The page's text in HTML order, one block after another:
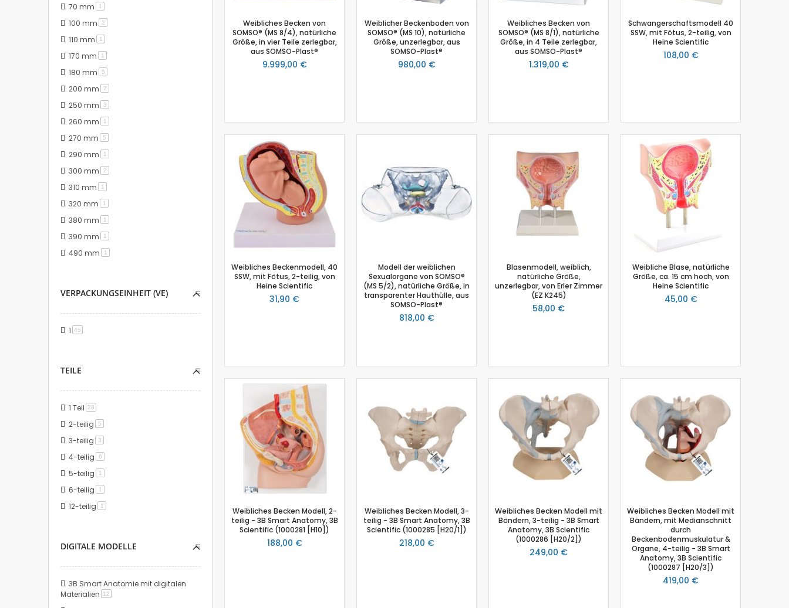
Ladestation Go Direct®
Gasdrucksensor
Titration
Go!Link (GO -LINK)
Beschleunigungssensor
Bewegungssensor
Drehbewegungssensor
Drucksensor
Energiesensor
Elektrofeldmeter
Elektrisches Feld
Geiger-Müller-Zähler
GM-Adapter
Großflächenzählrohr
Leitfähigkeitssensor
Lichtschranke
Lichtsensor
Lux Sensor
Magnetische Flussdichte
Magnetfeld
Magnetfeld Sensor
Mikrofon
pH-Sensor
pH - Elektrodenverstärker
Schalldruck
Weibliches Becken von
SOMSO® (MS 8/4), natürliche
Größe, in vier Teile zerlegbar,
aus SOMSO-Plast®
9.999,00 €
Weiblicher Beckenboden von
SOMSO® (MS 10), natürliche
Größe, unzerlegbar, aus
SOMSO-Plast®
980,00 €
Weibliches Becken von
SOMSO® (MS 8/1), natürliche
Größe, in 4 Teile zerlegbar,
aus SOMSO-Plast®
1.319,00 €
Schwangerschaftsmodell 40
SSW, mit Fötus, 2-teilig, von
Heine Scientific
108,00 €
Weibliches Beckenmodell, 40
SSW, mit Fötus, 2-teilig, von
Heine Scientific
31,90 €
Modell der weiblichen
Sexualorgane von SOMSO®
(MS 5/2), natürliche Größe, in
transparenter Hauthülle, aus
SOMSO-Plast®
818,00 €
Blasenmodell, weiblich,
natürliche Größe,
unzerlegbar, von Erler Zimmer
(EZ K245)
58,00 €
Weibliche Blase, natürliche
Größe, ca. 15 cm hoch, von
Heine Scientific
45,00 €
Weibliches Becken Modell, 2-
teilig - 3B Smart Anatomy, 3B
Scientific (1000281 [H10])
188,00 €
Weibliches Becken Modell, 3-
teilig - 3B Smart Anatomy, 3B
Scientific (1000285 [H20/1])
218,00 €
Weibliches Becken Modell mit
Bändern, 3-teilig - 3B Smart
Anatomy, 3B Scientific
(1000286 [H20/2])
249,00 €
Weibliches Becken Modell mit
Bändern, mit Medianschnitt
durch
Beckenbodenmuskulatur &
Organe, 4-teilig - 3B Smart
Anatomy, 3B Scientific
(1000287 [H20/3])
419,00 €
70 mm 1
100 mm 2Artikel
110 mm 1
170 mm 1
180 mm 5Artikel
200 mm 2Artikel
250 mm 3Artikel
260 mm 1
270 mm 5Artikel
290 mm 1
300 mm 2Artikel
310 mm 1
320 mm 1
380 mm 1
390 mm 1
490 mm 1
VERPACKUNGSEINHEIT (VE)
1 45
TEILE
1 Teil 28
2-teilig 5Artikel
3-teilig 3Artikel
4-teilig 6Artikel
5-teilig 1
6-teilig 1
12-teilig 1
DIGITALE MODELLE
3B Smart Anatomie mit digitalen
Materialien
12